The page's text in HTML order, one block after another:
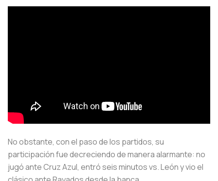
No obstante, con el paso de los partidos, su
participación fue decreciendo de manera alarmante: no
jugó ante Cruz Azul, entró seis minutos vs. León y vio el